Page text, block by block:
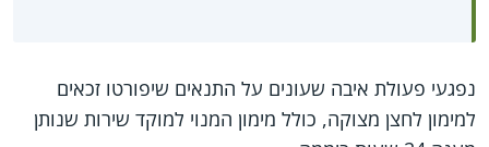
נפגעי פעולת איבה שעונים על התנאים שיפורטו זכאים
למימון לחצן מצוקה, כולל מימון המנוי למוקד שירות שנותן